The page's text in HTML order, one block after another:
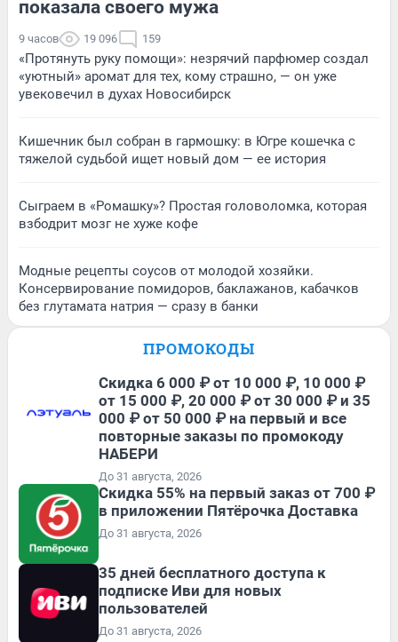
показала своего мужа
9 часов 19 096 159
«Протянуть руку помощи»: незрячий парфюмер создал
«уютный» аромат для тех, кому страшно, — он уже
увековечил в духах Новосибирск
Кишечник был собран в гармошку: в Югре кошечка с
тяжелой судьбой ищет новый дом — ее история
Сыграем в «Ромашку»? Простая головоломка, которая
взбодрит мозг не хуже кофе
Модные рецепты соусов от молодой хозяйки.
Консервирование помидоров, баклажанов, кабачков
без глутамата натрия — сразу в банки
ПРОМОКОДЫ
Скидка 6 000 ₽ от 10 000 ₽, 10 000 ₽
от 15 000 ₽, 20 000 ₽ от 30 000 ₽ и 35
000 ₽ от 50 000 ₽ на первый и все
повторные заказы по промокоду
НАБЕРИ
До 31 августа, 2026
Скидка 55% на первый заказ от 700 ₽
в приложении Пятёрочка Доставка
До 31 августа, 2026
35 дней бесплатного доступа к
подписке Иви для новых
пользователей
До 31 августа, 2026